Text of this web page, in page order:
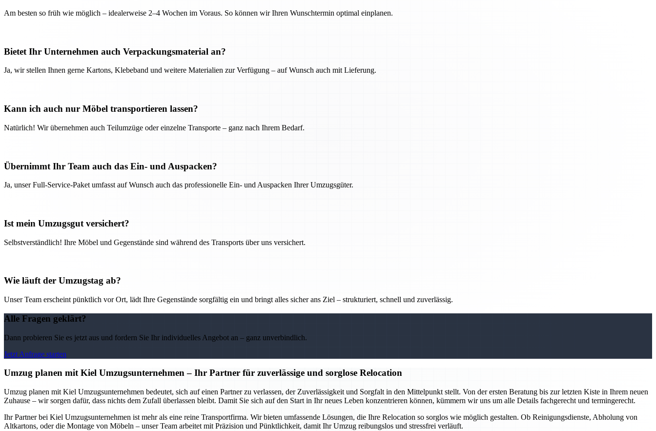
Am besten so früh wie möglich – idealerweise 2–4 Wochen im Voraus. So können wir Ihren Wunschtermin optimal einplanen.
Bietet Ihr Unternehmen auch Verpackungsmaterial an?
Ja, wir stellen Ihnen gerne Kartons, Klebeband und weitere Materialien zur Verfügung – auf Wunsch auch mit Lieferung.
Kann ich auch nur Möbel transportieren lassen?
Natürlich! Wir übernehmen auch Teilumzüge oder einzelne Transporte – ganz nach Ihrem Bedarf.
Übernimmt Ihr Team auch das Ein- und Auspacken?
Ja, unser Full-Service-Paket umfasst auf Wunsch auch das professionelle Ein- und Auspacken Ihrer Umzugsgüter.
Ist mein Umzugsgut versichert?
Selbstverständlich! Ihre Möbel und Gegenstände sind während des Transports über uns versichert.
Wie läuft der Umzugstag ab?
Unser Team erscheint pünktlich vor Ort, lädt Ihre Gegenstände sorgfältig ein und bringt alles sicher ans Ziel – strukturiert, schnell und zuverlässig.
Alle Fragen geklärt?
Dann probieren Sie es jetzt aus und fordern Sie Ihr individuelles Angebot an – ganz unverbindlich.
Jetzt Anfrage starten
Umzug planen mit Kiel Umzugsunternehmen – Ihr Partner für zuverlässige und sorglose Relocation
Umzug planen mit Kiel Umzugsunternehmen bedeutet, sich auf einen Partner zu verlassen, der Zuverlässigkeit und Sorgfalt in den Mittelpunkt stellt. Von der ersten Beratung bis zur letzten Kiste in Ihrem neuen
Zuhause – wir sorgen dafür, dass nichts dem Zufall überlassen bleibt. Damit Sie sich auf den Start in Ihr neues Leben konzentrieren können, kümmern wir uns um alle Details fachgerecht und termingerecht.
Ihr Partner bei Kiel Umzugsunternehmen ist mehr als eine reine Transportfirma. Wir bieten umfassende Lösungen, die Ihre Relocation so sorglos wie möglich gestalten. Ob Reinigungsdienste, Abholung von
Altkartons, oder die Montage von Möbeln – unser Team arbeitet mit Präzision und Pünktlichkeit, damit Ihr Umzug reibungslos und stressfrei verläuft.